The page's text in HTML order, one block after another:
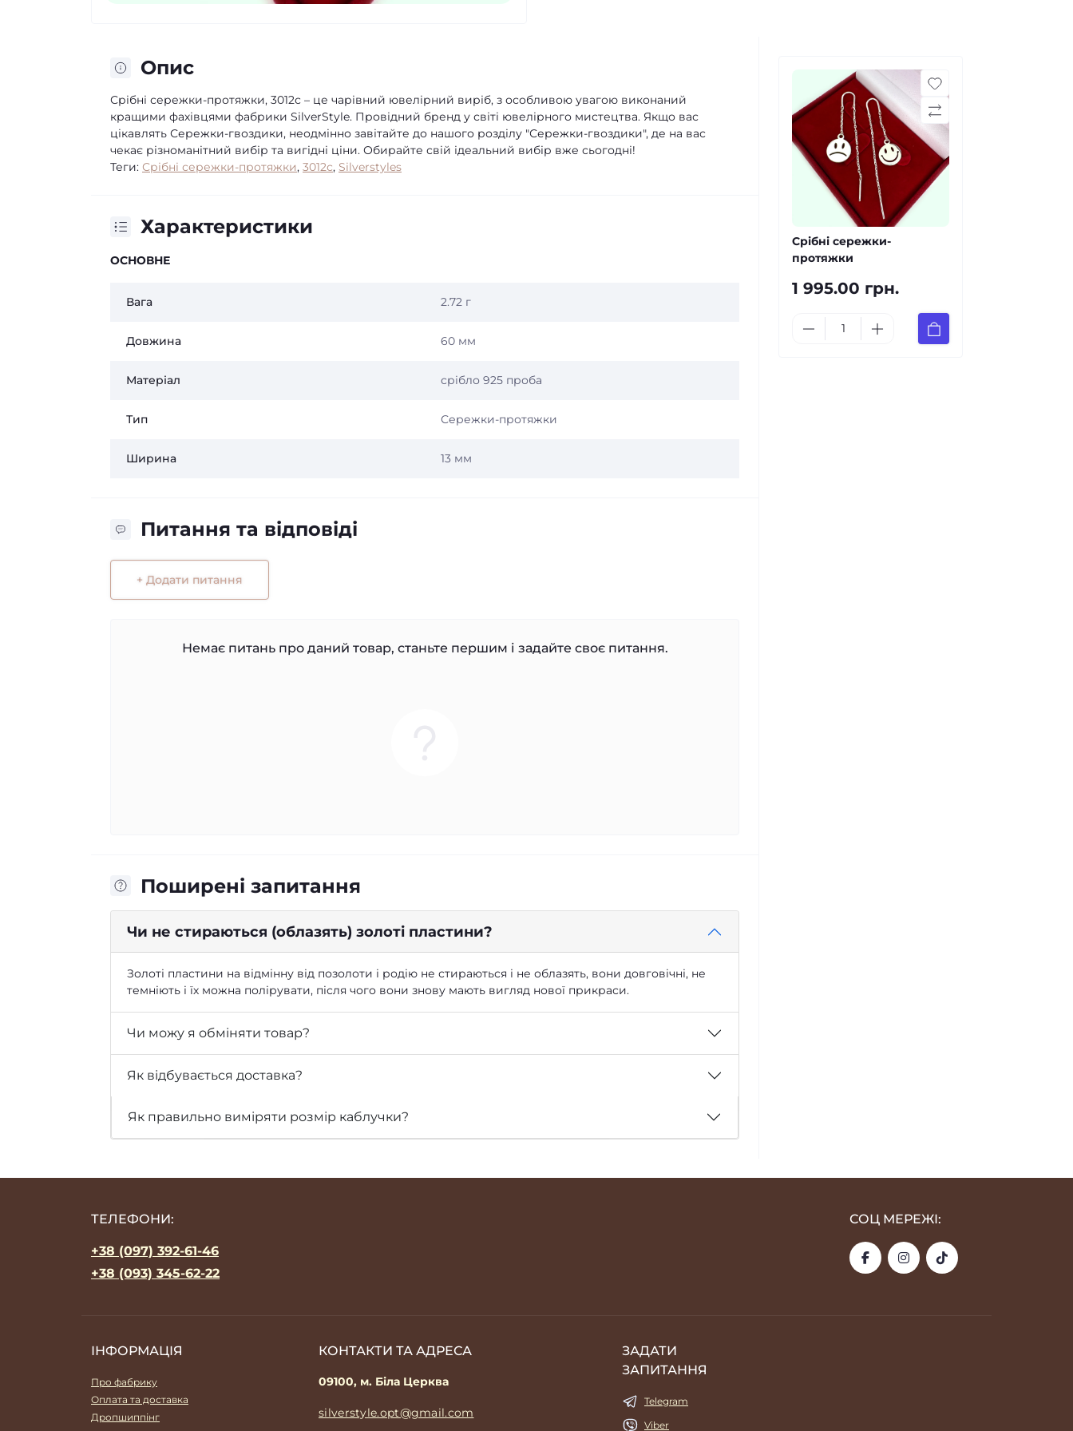
Опис
Срібні сережки-протяжки, 3012с – це чарівний ювелірний виріб, з особливою увагою виконаний
кращими фахівцями фабрики SilverStyle. Провідний бренд у світі ювелірного мистецтва. Якщо вас
цікавлять Сережки-гвоздики, неодмінно завітайте до нашого розділу "Сережки-гвоздики", де на вас
чекає різноманітний вибір та вигідні ціни. Обирайте свій ідеальний вибір вже сьогодні!
Теги: Срібні сережки-протяжки, 3012с, Silverstyles
Характеристики
ОСНОВНЕ
Вага 2.72 г
Довжина 60 мм
Матеріал срібло 925 проба
Тип Сережки-протяжки
Ширина 13 мм
Питання та відповіді
+ Додати питання
Немає питань про даний товар, станьте першим і задайте своє питання.
Поширені запитання
Чи не стираються (облазять) золоті пластини?
Золоті пластини на відмінну від позолоти і родію не стираються і не облазять, вони довговічні, не
темніють і їх можна полірувати, після чого вони знову мають вигляд нової прикраси.
Чи можу я обміняти товар?
Як відбувається доставка?
Як правильно виміряти розмір каблучки?
Срібні сережки-
протяжки
1 995.00 грн.
ТЕЛЕФОНИ:
+38 (097) 392-61-46
+38 (093) 345-62-22
СОЦ МЕРЕЖІ:
ІНФОРМАЦІЯ
Про фабрику
Оплата та доставка
Дропшиппінг
КОНТАКТИ ТА АДРЕСА
09100, м. Біла Церква
silverstyle.opt@gmail.com
ЗАДАТИ
ЗАПИТАННЯ
Telegram
Viber